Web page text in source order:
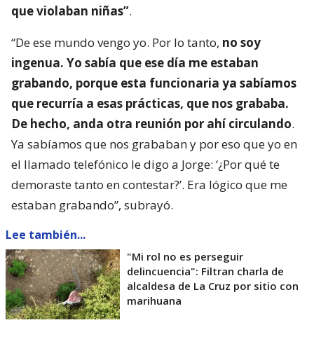
que violaban niñas”.
“De ese mundo vengo yo. Por lo tanto, no soy
ingenua. Yo sabía que ese día me estaban
grabando, porque esta funcionaria ya sabíamos
que recurría a esas prácticas, que nos grababa.
De hecho, anda otra reunión por ahí circulando.
Ya sabíamos que nos grababan y por eso que yo en
el llamado telefónico le digo a Jorge: ‘¿Por qué te
demoraste tanto en contestar?’. Era lógico que me
estaban grabando”, subrayó.
Lee también...
"Mi rol no es perseguir
delincuencia": Filtran charla de
alcaldesa de La Cruz por sitio con
marihuana